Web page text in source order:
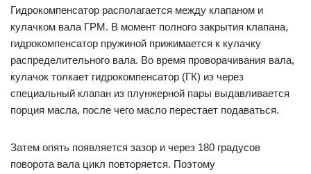
Гидрокомпенсатор располагается между клапаном и
кулачком вала ГРМ. В момент полного закрытия клапана,
гидрокомпенсатор пружиной прижимается к кулачку
распределительного вала. Во время проворачивания вала,
кулачок толкает гидрокомпенсатор (ГК) из через
специальный клапан из плунжерной пары выдавливается
порция масла, после чего масло перестает подаваться.
Затем опять появляется зазор и через 180 градусов
поворота вала цикл повторяется. Поэтому